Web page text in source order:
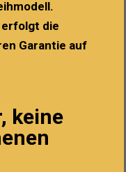
die
Garantie auf
keine